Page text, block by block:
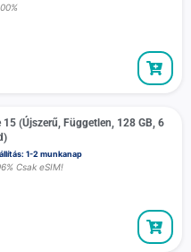
(Újszerű, Független, 128 GB, 6
1-2 munkanap
Csak eSIM!